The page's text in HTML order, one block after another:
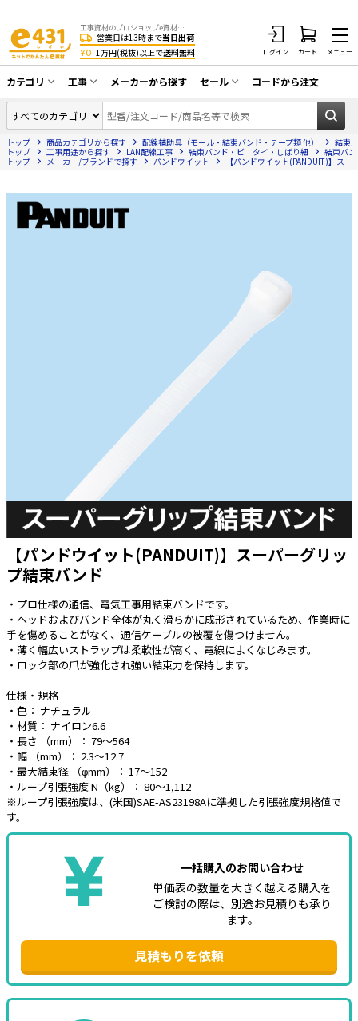
工事資材のプロショップe資材 CATV・アンテナ・防犯・光・LAN・電気・空調工事など
営業日は13時まで当日出荷
¥0 1万円(税抜)以上で送料無料 ログイン カート メニュー
カテゴリ
同軸ケーブル／テレビ用接栓／関連工具
アンテナ・取付金具・ブースター／CATV
部材類
防犯工事関連
太陽光発電ケーブル・コネクタ・関連資
電源ケーブル／コネクタ／分電盤／ブレ
照明・照明器具
電源タップ・延長コード
スイッチ・コンセント（配線器具）
PF管/FEP管/CD管/情報線保護管
みカバー
工具関連
EV充電設備工事関連
その他
e431オリジナル
暑さ対策
販売終了品
工事
CATV・アンテナ工事
光工事・FTTH工事
ホテル・病院向け
メーカーから探す セール
在庫一掃セール
コードから注文
トップ 商品カテゴリから探す 配線補助具（モール・結束バンド・テープ類 他）
結束
トップ
工事用途から探す LAN配線工事 結束バンド・ビニタイ・しばり紐
結束バ
トップ
メーカー/ブランドで探す パンドウイット 【パンドウイット(PANDUIT)】ス
【パンドウイット(PANDUIT)】スーパーグリッ
プ結束バンド
・プロ仕様の通信、電気工事用結束バンドです。
・ヘッドおよびバンド全体が丸く滑らかに成形されているため、作業時に
手を傷めることがなく、通信ケーブルの被覆を傷つけません。
・薄く幅広いストラップは柔軟性が高く、電線によくなじみます。
・ロック部の爪が強化され強い結束力を保持します。
仕様・規格
・色： ナチュラル
・材質： ナイロン6.6
・長さ （mm）： 79～564
・幅 （mm）： 2.3～12.7
・最大結束径 （φmm）： 17～152
・ループ引張強度 N（kg）： 80～1,112
※ループ引張強度は、(米国)SAE-AS23198Aに準拠した引張強度規格値で
す。
一括購入のお問い合わせ
単価表の数量を大きく越える購入を
ご検討の際は、別途お見積りも承り
ます。
見積もりを依頼